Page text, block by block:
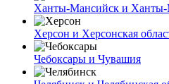
Ханты-Мансийск и
Херсон и Херсонская
Чебоксары и Чувашия